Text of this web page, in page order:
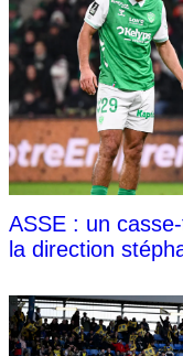
ASSE : un
la direction